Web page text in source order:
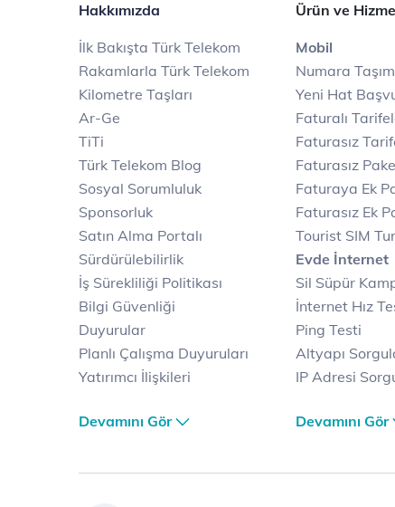
Hakkımızda
İlk Bakışta Türk Telekom
Rakamlarla Türk Telekom
Kilometre Taşları
Ar-Ge
TiTi
Türk Telekom Blog
Sosyal Sorumluluk
Sponsorluk
Satın Alma Portalı
Sürdürülebilirlik
İş Sürekliliği Politikası
Bilgi Güvenliği
Duyurular
Planlı Çalışma Duyuruları
Yatırımcı İlişkileri
Türk Telekom Satış ve
Türk Telekom Finansal
Devamını Gör
Ürün ve
Mobil
Numara
Yeni Hat
Faturalı
Faturasız
Faturasız
Faturaya Ek
Faturasız Ek
Tourist SIM
Evde İnternet
Sil Süpür
İnternet Hız
Ping Testi
Altyapı
IP Adresi
Avantajlı
Fiber İnternet
Devamını Gör